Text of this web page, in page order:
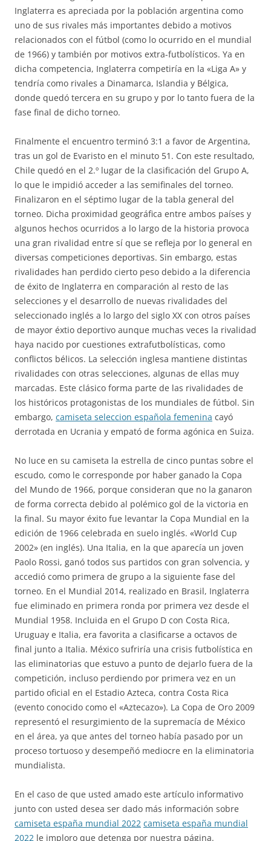
Inglaterra es apreciada por la población argentina como
uno de sus rivales más importantes debido a motivos
relacionados con el fútbol (como lo ocurrido en el mundial
de 1966) y también por motivos extra-futbolísticos. Ya en
dicha competencia, Inglaterra competiría en la «Liga A» y
tendría como rivales a Dinamarca, Islandia y Bélgica,
donde quedó tercera en su grupo y por lo tanto fuera de la
fase final de dicho torneo.
Finalmente el encuentro terminó 3:1 a favor de Argentina,
tras un gol de Evaristo en el minuto 51. Con este resultado,
Chile quedó en el 2.º lugar de la clasificación del Grupo A,
lo que le impidió acceder a las semifinales del torneo.
Finalizaron en el séptimo lugar de la tabla general del
torneo. Dicha proximidad geográfica entre ambos países y
algunos hechos ocurridos a lo largo de la historia provoca
una gran rivalidad entre sí que se refleja por lo general en
diversas competiciones deportivas. Sin embargo, estas
rivalidades han perdido cierto peso debido a la diferencia
de éxito de Inglaterra en comparación al resto de las
selecciones y el desarrollo de nuevas rivalidades del
seleccionado inglés a lo largo del siglo XX con otros países
de mayor éxtio deportivo aunque muchas veces la rivalidad
haya nacido por cuestiones extrafutbolísticas, como
conflictos bélicos. La selección inglesa mantiene distintas
rivalidades con otras selecciones, algunas de ellas muy
marcadas. Este clásico forma parte de las rivalidades de
los históricos protagonistas de los mundiales de fútbol. Sin
embargo, camiseta seleccion española femenina cayó
derrotada en Ucrania y empató de forma agónica en Suiza.
No luce en su camiseta la estrella de cinco puntas sobre el
escudo, como le corresponde por haber ganado la Copa
del Mundo de 1966, porque consideran que no la ganaron
de forma correcta debido al polémico gol de la victoria en
la final. Su mayor éxito fue levantar la Copa Mundial en la
edición de 1966 celebrada en suelo inglés. «World Cup
2002» (en inglés). Una Italia, en la que aparecía un joven
Paolo Rossi, ganó todos sus partidos con gran solvencia, y
accedió como primera de grupo a la siguiente fase del
torneo. En el Mundial 2014, realizado en Brasil, Inglaterra
fue eliminado en primera ronda por primera vez desde el
Mundial 1958. Incluida en el Grupo D con Costa Rica,
Uruguay e Italia, era favorita a clasificarse a octavos de
final junto a Italia. México sufriría una crisis futbolística en
las eliminatorias que estuvo a punto de dejarlo fuera de la
competición, incluso perdiendo por primera vez en un
partido oficial en el Estadio Azteca, contra Costa Rica
(evento conocido como el «Aztecazo»). La Copa de Oro 2009
representó el resurgimiento de la supremacía de México
en el área, ya que antes del torneo había pasado por un
proceso tortuoso y desempeñó mediocre en la eliminatoria
mundialista.
En el caso de que usted amado este artículo informativo
junto con usted desea ser dado más información sobre
camiseta españa mundial 2022 camiseta españa mundial
2022 le imploro que detenga por nuestra página.